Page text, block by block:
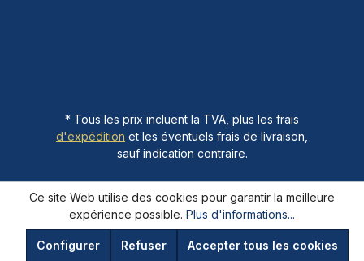
* Tous les prix incluent la TVA, plus les frais
d'expédition et les éventuels frais de livraison,
sauf indication contraire.
Ce site Web utilise des cookies pour garantir la meilleure
expérience possible. Plus d'informations...
Refuser
Configurer Accepter tous les cookies